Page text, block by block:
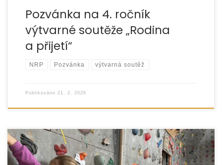
Pozvánka na 4. ročník
výtvarné soutěže „Rodina
a přijetí“
NRP Pozvánka výtvarná soutěž
Publikováno 21. 2. 2026